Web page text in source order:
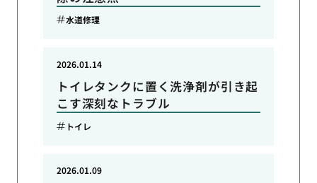
水道修理
トイレタンクに置く洗浄剤が引き起
こす深刻なトラブル
2026.01.14
トイレ
2026.01.09